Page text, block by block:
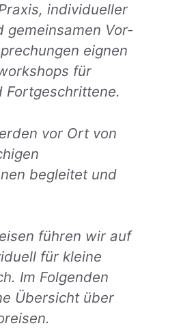
individueller
gemeinsamen Vor-
eignen
für
Fortgeschrittene.
vor Ort von
begleitet und
führen wir auf
für kleine
Im Folgenden
Übersicht über